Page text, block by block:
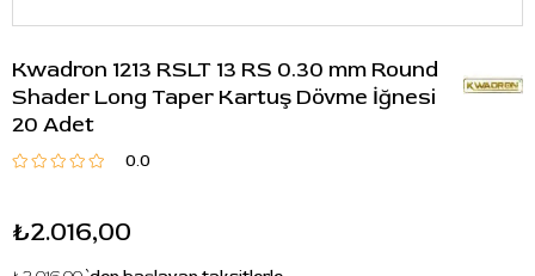
Kwadron 1213 RSLT 13 RS 0.30 mm Round
Shader Long Taper Kartuş Dövme İğnesi
20 Adet
0.0
₺2.016,00